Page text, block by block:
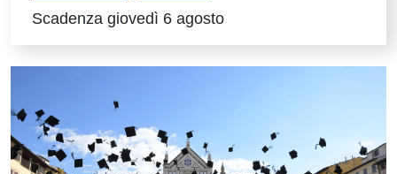
Scadenza giovedì 6 agosto